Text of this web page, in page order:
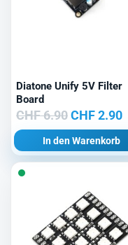
Diatone Unify 5V Filter
Board
CHF6.90
Preis
war:
CHF2.90
In den Warenkorb